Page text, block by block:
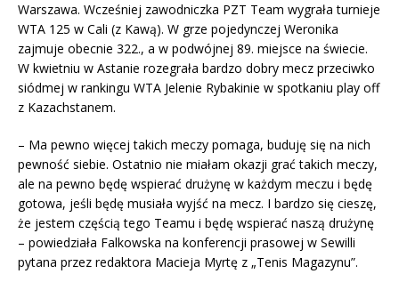
Warszawa. Wcześniej zawodniczka PZT Team wygrała turnieje
WTA 125 w Cali (z Kawą). W grze pojedynczej Weronika
zajmuje obecnie 322., a w podwójnej 89. miejsce na świecie.
W kwietniu w Astanie rozegrała bardzo dobry mecz przeciwko
siódmej w rankingu WTA Jelenie Rybakinie w spotkaniu play off
z Kazachstanem.
– Ma pewno więcej takich meczy pomaga, buduję się na nich
pewność siebie. Ostatnio nie miałam okazji grać takich meczy,
ale na pewno będę wspierać drużynę w każdym meczu i będę
gotowa, jeśli będę musiała wyjść na mecz. I bardzo się cieszę,
że jestem częścią tego Teamu i będę wspierać naszą drużynę
– powiedziała Falkowska na konferencji prasowej w Sewilli
pytana przez redaktora Macieja Myrtę z „Tenis Magazynu”.